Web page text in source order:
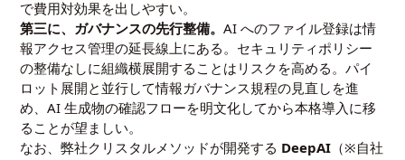
で費用対効果を出しやすい。
第三に、ガバナンスの先行整備。AI へのファイル登録は情
報アクセス管理の延長線上にある。セキュリティポリシー
の整備なしに組織横展開することはリスクを高める。パイ
ロット展開と並行して情報ガバナンス規程の見直しを進
め、AI 生成物の確認フローを明文化してから本格導入に移
ることが望ましい。
なお、弊社クリスタルメソッドが開発する DeepAI （※自社